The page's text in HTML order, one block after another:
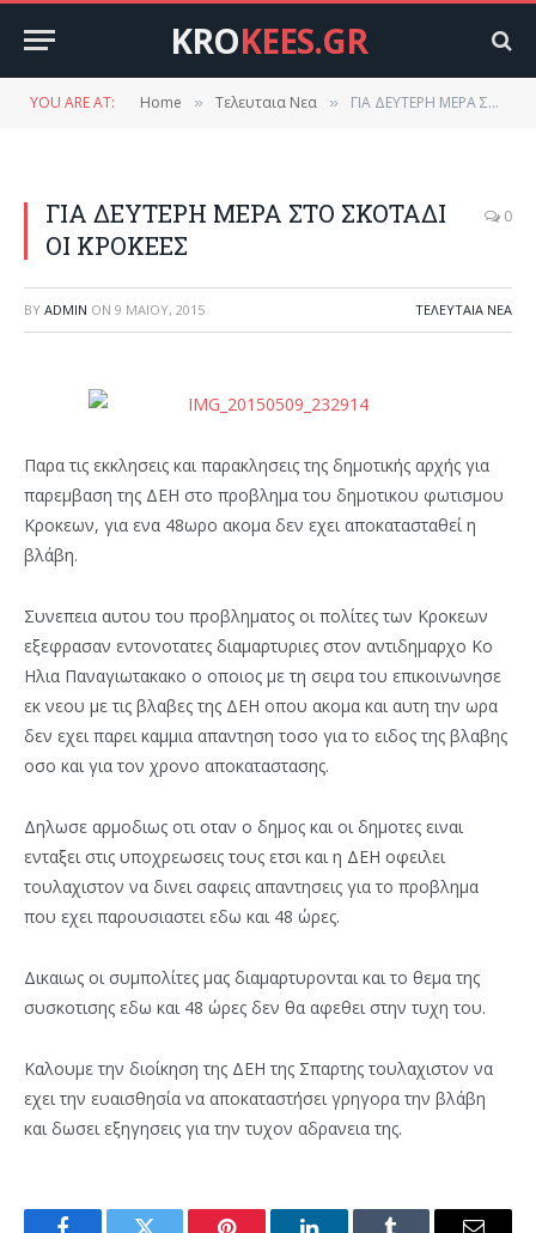
KROKEES.GR
YOU ARE AT: Home » Τελευταια Νεα » ΓΙΑ ΔΕΥΤΕΡΗ ΜΕΡΑ ΣΤΟ ΣΚΟΤΑΔΙ ΟΙ ΚΡΟΚΕΕΣ
ΓΙΑ ΔΕΥΤΕΡΗ ΜΕΡΑ ΣΤΟ ΣΚΟΤΑΔΙ
ΟΙ ΚΡΟΚΕΕΣ
0
BY ADMIN ON 9 ΜΑΪ́ΟΥ, 2015 ΤΕΛΕΥΤΑΙΑ ΝΕΑ
Παρα τις εκκλησεις και παρακλησεις της δημοτικής αρχής για
παρεμβαση της ΔΕΗ στο προβλημα του δημοτικου φωτισμου
Κροκεων, για ενα 48ωρο ακομα δεν εχει αποκατασταθεί η
βλάβη.
Συνεπεια αυτου του προβληματος οι πολίτες των Κροκεων
εξεφρασαν εντονοτατες διαμαρτυριες στον αντιδημαρχο Κο
Ηλια Παναγιωτακακο ο οποιος με τη σειρα του επικοινωνησε
εκ νεου με τις βλαβες της ΔΕΗ οπου ακομα και αυτη την ωρα
δεν εχει παρει καμμια απαντηση τοσο για το ειδος της βλαβης
οσο και για τον χρονο αποκαταστασης.
Δηλωσε αρμοδιως οτι οταν ο δημος και οι δημοτες ειναι
ενταξει στις υποχρεωσεις τους ετσι και η ΔΕΗ οφειλει
τουλαχιστον να δινει σαφεις απαντησεις για το προβλημα
που εχει παρουσιαστει εδω και 48 ώρες.
Δικαιως οι συμπολίτες μας διαμαρτυρονται και το θεμα της
συσκοτισης εδω και 48 ώρες δεν θα αφεθει στην τυχη του.
Καλουμε την διοίκηση της ΔΕΗ της Σπαρτης τουλαχιστον να
εχει την ευαισθησία να αποκαταστήσει γρηγορα την βλάβη
και δωσει εξηγησεις για την τυχον αδρανεια της.